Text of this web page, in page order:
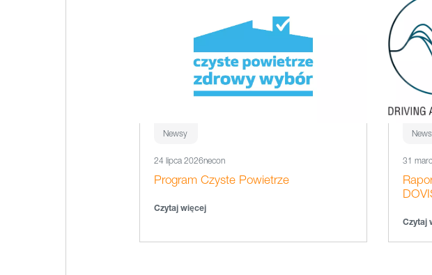
Newsy
24 lipca 2026necon
Program Czyste Powietrze
Czytaj więcej
31
Czytaj